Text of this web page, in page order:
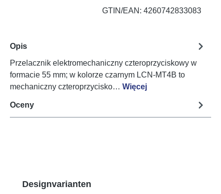
GTIN/EAN: 4260742833083
Opis
Przelacznik elektromechaniczny czteroprzyciskowy w
formacie 55 mm; w kolorze czarnym LCN-MT4B to
mechaniczny czteroprzycisko… Więcej
Oceny
Pomiń galerię produktów
Designvarianten